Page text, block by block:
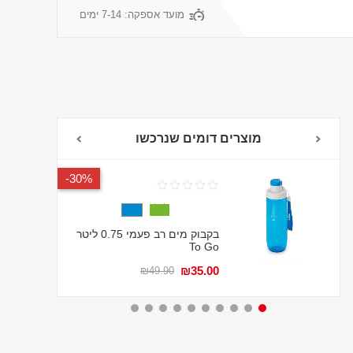
מועד אספקה: 7-14 ימים
מוצרים דומים שנרכשו
30%-
בקבוק מים רב פעמי 0.75 ליטר
To Go
₪35.00
₪49.90